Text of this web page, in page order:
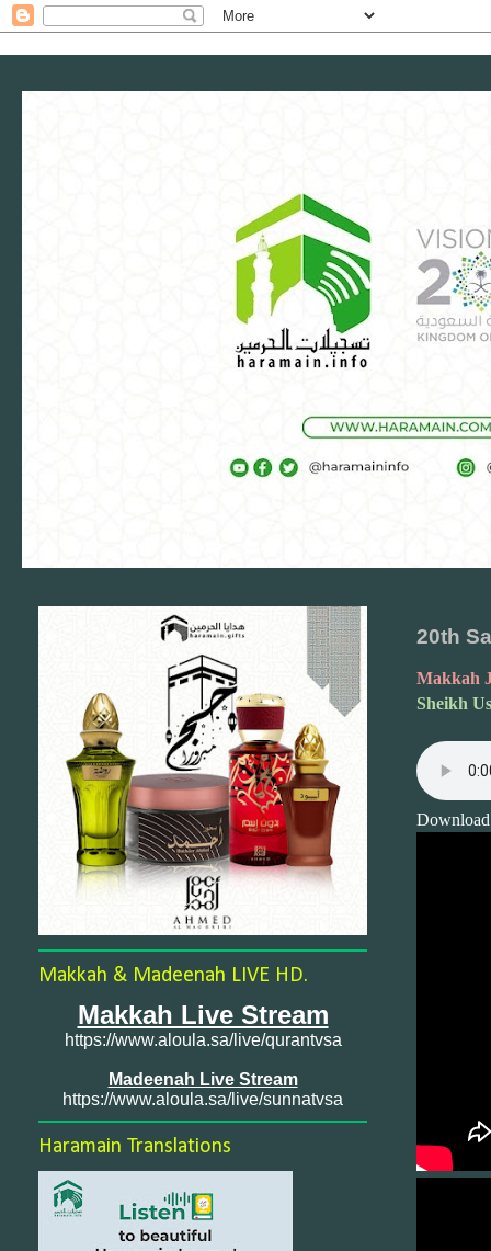
20th
Makkah
Sheikh
Makkah & Madeenah LIVE HD.
Makkah Live Stream
https://www.aloula.sa/live/qurantvsa
Madeenah Live Stream
https://www.aloula.sa/live/sunnatvsa
Haramain Translations